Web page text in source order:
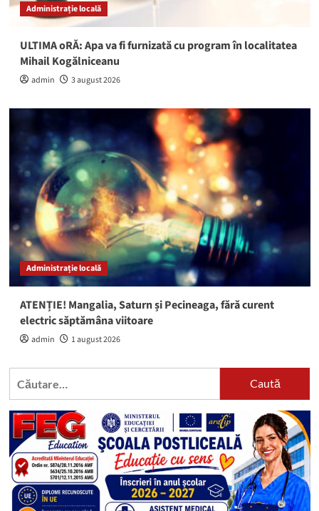
Administrație locală
ULTIMA oRĂ: Apa va fi furnizată cu program în localitatea
Mihail Kogălniceanu
admin 3 august 2026
Administrație locală
ATENȚIE! Mangalia, Saturn și Pecineaga, fără curent
electric săptămâna viitoare
admin 1 august 2026
Caută